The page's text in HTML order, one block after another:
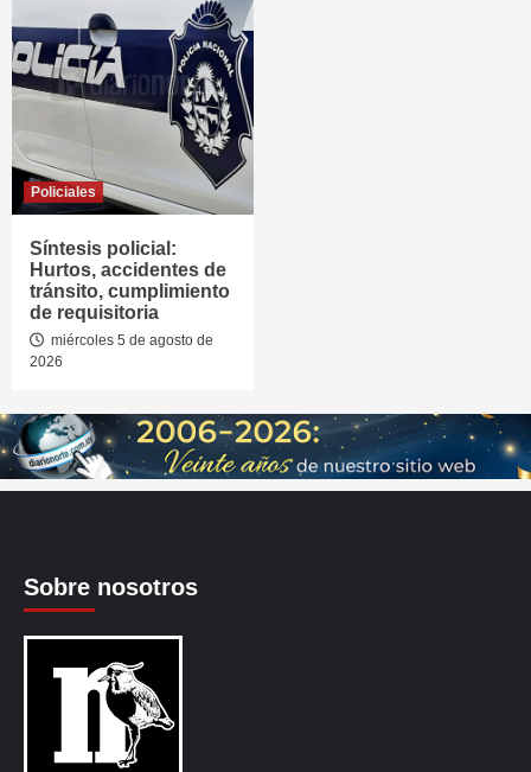
Policiales
Síntesis policial:
Hurtos, accidentes de
tránsito, cumplimiento
de requisitoria
miércoles 5 de agosto de
2026
Sobre nosotros